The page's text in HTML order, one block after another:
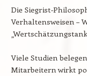
Die Siegrist-
Verhaltensweisen –
Viele Studien
Mitarbeitern wirkt